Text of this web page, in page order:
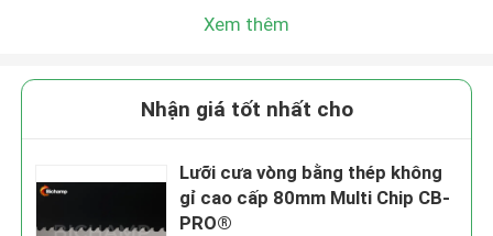
Xem thêm
Nhận giá tốt nhất cho
Lưỡi cưa vòng bằng thép không
gỉ cao cấp 80mm Multi Chip CB-
PRO®